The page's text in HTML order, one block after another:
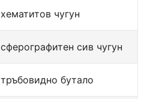
хематитов чугун
сферографитен сив чугун
тръбовидно бутало